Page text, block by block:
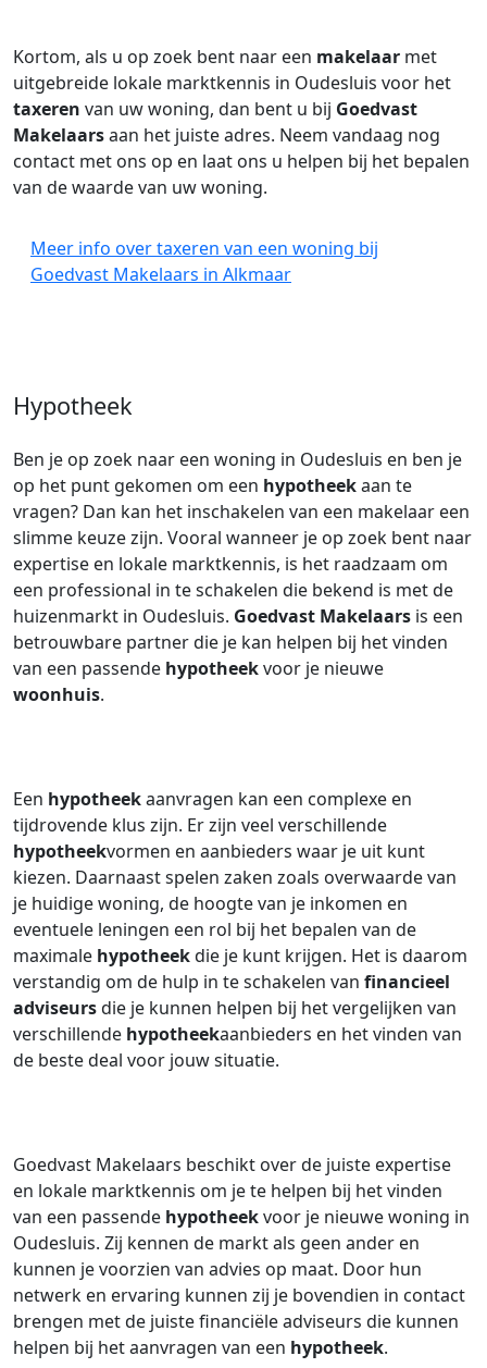
Kortom, als u op zoek bent naar een makelaar met
uitgebreide lokale marktkennis in Oudesluis voor het
taxeren van uw woning, dan bent u bij Goedvast
Makelaarsaan het juiste adres. Neem vandaag nog
contact met ons op en laat ons u helpen bij het bepalen
van de waarde van uw woning.
Meer info over taxeren van een woning bij
Goedvast Makelaars in Alkmaar
Hypotheek
Ben je op zoek naar een woning in Oudesluis en ben je
op het punt gekomen om een hypotheekaan te
vragen? Dan kan het inschakelen van een makelaar een
slimme keuze zijn. Vooral wanneer je op zoek bent naar
expertise en lokale marktkennis, is het raadzaam om
een professional in te schakelen die bekend is met de
huizenmarkt in Oudesluis. Goedvast Makelaars is een
betrouwbare partner die je kan helpen bij het vinden
van een passende hypotheekvoor je nieuwe
woonhuis.
Een hypotheekaanvragen kan een complexe en
tijdrovende klus zijn. Er zijn veel verschillende
hypotheekvormen en aanbieders waar je uit kunt
kiezen. Daarnaast spelen zaken zoals overwaarde van
je huidige woning, de hoogte van je inkomen en
eventuele leningen een rol bij het bepalen van de
maximale hypotheekdie je kunt krijgen. Het is daarom
verstandig om de hulp in te schakelen van financieel
adviseursdie je kunnen helpen bij het vergelijken van
verschillende hypotheekaanbieders en het vinden van
de beste deal voor jouw situatie.
Goedvast Makelaars beschikt over de juiste expertise
en lokale marktkennis om je te helpen bij het vinden
van een passende hypotheekvoor je nieuwe woning in
Oudesluis. Zij kennen de markt als geen ander en
kunnen je voorzien van advies op maat. Door hun
netwerk en ervaring kunnen zij je bovendien in contact
brengen met de juiste financiële adviseurs die kunnen
helpen bij het aanvragen van een hypotheek.